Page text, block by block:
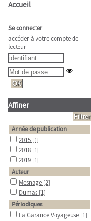
Accueil
Se connecter
accéder à votre compte de
lecteur
Affiner
Année de publication
2015 [1]
2018 [1]
2019 [1]
Auteur
Mesnage [2]
Dumas [1]
Périodiques
La Garance Voyageuse [1]